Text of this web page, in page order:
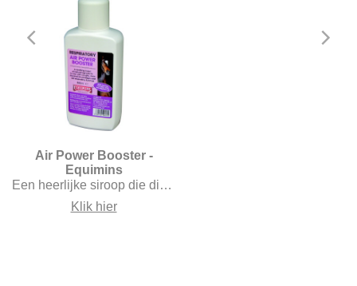
Air Power Booster - Equimins
Klik hier